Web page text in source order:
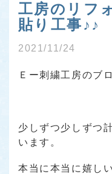
工房のリフ
貼り工事♪♪
2021/11/24
Ｅー刺繍工房のブ
少しずつ少しずつ
います。
本当に本当に嬉し